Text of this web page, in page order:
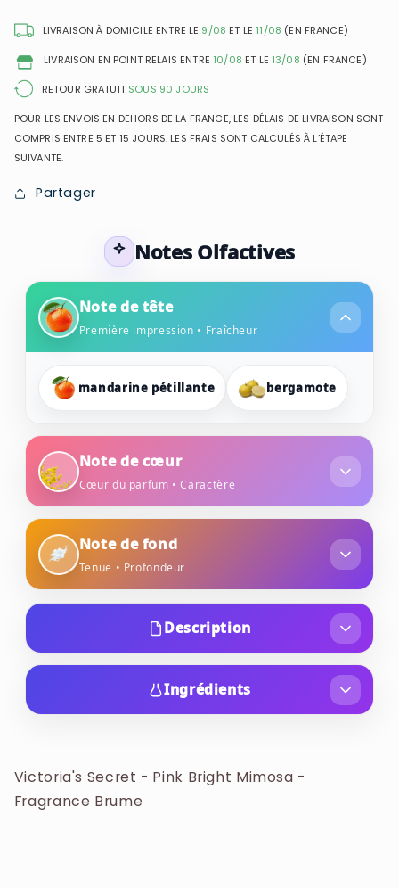
-
Brume
-
Brume
LIVRAISON À DOMICILE ENTRE LE 9/08 ET LE 11/08 (EN FRANCE)
LIVRAISON EN POINT RELAIS ENTRE 10/08 ET LE 13/08 (EN FRANCE)
RETOUR GRATUIT SOUS 90 JOURS
POUR LES ENVOIS EN DEHORS DE LA FRANCE, LES DÉLAIS DE LIVRAISON SONT
COMPRIS ENTRE 5 ET 15 JOURS. LES FRAIS SONT CALCULÉS À L’ÉTAPE
SUIVANTE.
Partager
Notes Olfactives
Note de tête
Première impression • Fraîcheur
mandarine pétillante bergamote
Note de cœur
Cœur du parfum • Caractère
Note de fond
Tenue • Profondeur
Description
Lancée en 2022 dans la collection "PINK
Spring", cette brume parfumée est une
fragrance florale et fruitée conçue pour évoquer
Ingrédients
GLYCERIN, ALOE BARBADENSIS LEAF EXTRACT,
CHAMOMILLA RECUTITA (MATRICARIA) FLOWER
Victoria's Secret - Pink Bright Mimosa -
Fragrance Brume